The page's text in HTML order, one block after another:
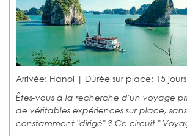
Arrivée: Hanoi | Durée sur place: 15 jours
Êtes-vous à la recherche d'un voyage
de véritables expériences sur place,
constamment "dirigé" ? Ce circuit "